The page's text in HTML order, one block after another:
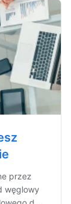
przez
węglowy